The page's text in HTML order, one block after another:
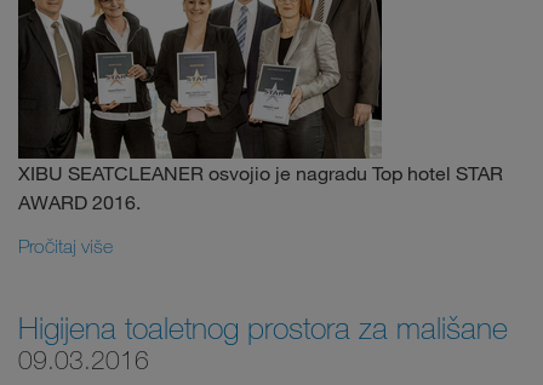
XIBU SEATCLEANER osvojio je nagradu Top hotel STAR
AWARD 2016.
Pročitaj više
Higijena toaletnog prostora za mališane
09.03.2016